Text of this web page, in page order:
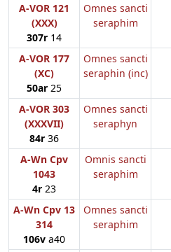
A-VOR 121
(XXX)
307r 14
Omnes sancti
seraphim
A-VOR 177
(XC)
50ar 25
Omnes sancti
seraphin (inc)
A-VOR 303
(XXXVII)
84r 36
Omnes sancti
seraphyn
A-Wn Cpv
1043
4r 23
Omnis sancti
seraphim
A-Wn Cpv 13
314
106v a40
Omnes sancti
seraphim